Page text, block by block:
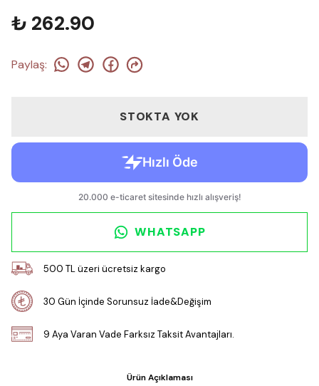
₺ 262.90
Paylaş:
STOKTA YOK
WHATSAPP
500 TL üzeri ücretsiz kargo
30 Gün İçinde Sorunsuz İade&Değişim
9 Aya Varan Vade Farksız Taksit Avantajları.
Ürün Açıklaması